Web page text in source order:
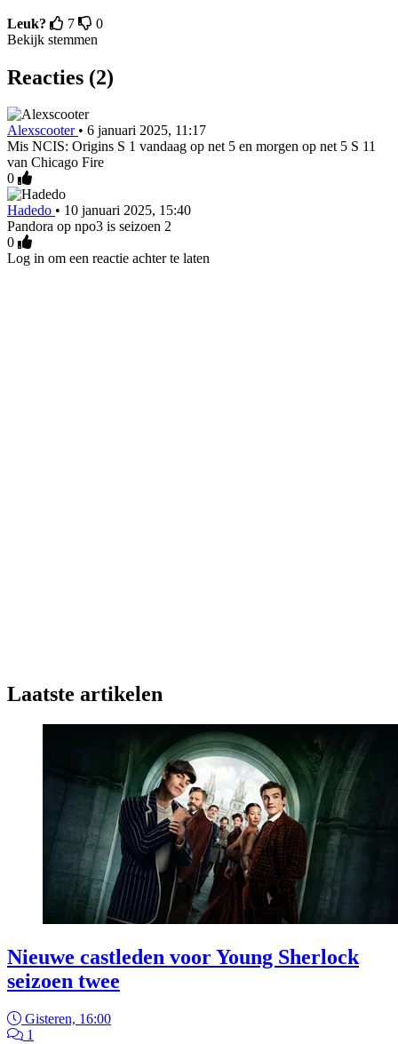
Leuk? 7
0
Bekijk stemmen
Reacties (2)
Alexscooter • 6 januari 2025, 11:17
Mis NCIS: Origins S 1 vandaag op net 5 en morgen op net 5 S 11
van Chicago Fire
0
Hadedo • 10 januari 2025, 15:40
Pandora op npo3 is seizoen 2
0
Log in om een reactie achter te laten
Laatste artikelen
Nieuwe castleden voor Young Sherlock
seizoen twee
Gisteren, 16:00
1